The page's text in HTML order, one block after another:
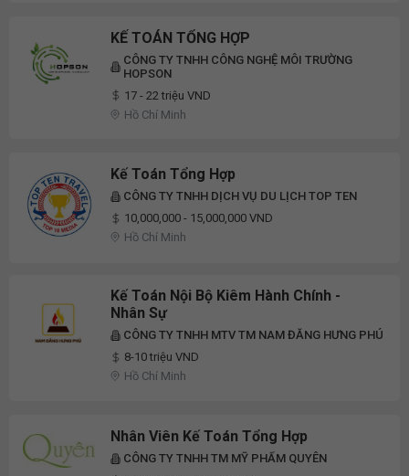
KẾ TOÁN TỔNG HỢP
CÔNG TY TNHH CÔNG NGHỆ MÔI TRƯỜNG
HOPSON
17 - 22 triệu VND
Hồ Chí Minh
Kế Toán Tổng Hợp
CÔNG TY TNHH DỊCH VỤ DU LỊCH TOP TEN
10,000,000 - 15,000,000 VND
Hồ Chí Minh
Kế Toán Nội Bộ Kiêm Hành Chính -
Nhân Sự
CÔNG TY TNHH MTV TM NAM ĐĂNG HƯNG PHÚ
8-10 triệu VND
Hồ Chí Minh
Nhân Viên Kế Toán Tổng Hợp
CÔNG TY TNHH TM MỸ PHẨM QUYÊN